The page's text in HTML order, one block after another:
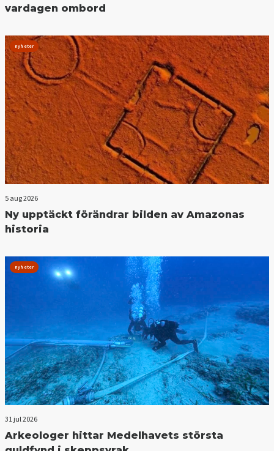
vardagen ombord
nyheter
5 aug 2026
Ny upptäckt förändrar bilden av Amazonas
historia
nyheter
31 jul 2026
Arkeologer hittar Medelhavets största